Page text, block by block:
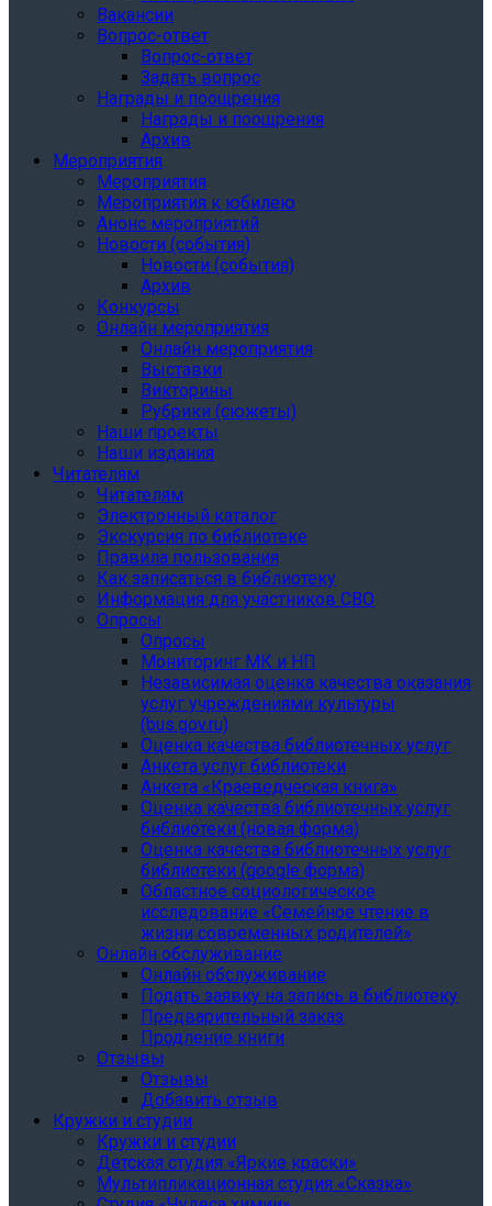
Вакансии
Вопрос-ответ
Вопрос-ответ
Задать вопрос
Награды и поощрения
Награды и поощрения
Архив
Мероприятия
Мероприятия
Мероприятия к юбилею
Анонс мероприятий
Новости (события)
Новости (события)
Архив
Конкурсы
Онлайн мероприятия
Онлайн мероприятия
Выставки
Викторины
Рубрики (сюжеты)
Наши проекты
Наши издания
Читателям
Читателям
Электронный каталог
Экскурсия по библиотеке
Правила пользования
Как записаться в библиотеку
Информация для участников СВО
Опросы
Опросы
Мониторинг МК и НП
Независимая оценка качества оказания
услуг учреждениями культуры
(bus.gov.ru)
Оценка качества библиотечных услуг
Анкета услуг библиотеки
Анкета «Краеведческая книга»
Oценка качества библиотечных услуг
библиотеки (новая форма)
Oценка качества библиотечных услуг
библиотеки (google форма)
Областное социологическое
исследование «Семейное чтение в
жизни современных родителей»
Онлайн обслуживание
Онлайн обслуживание
Подать заявку на запись в библиотеку
Предварительный заказ
Продление книги
Отзывы
Отзывы
Добавить отзыв
Кружки и студии
Кружки и студии
Детская студия «Яркие краски»
Мультипликационная студия «Сказка»